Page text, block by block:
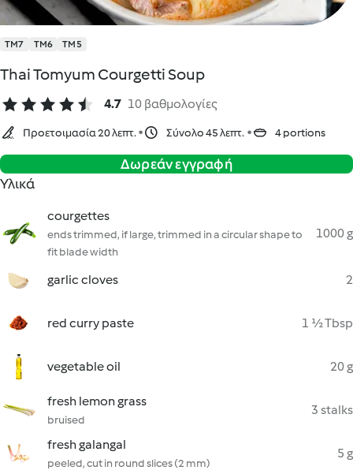
TM7 TM6 TM5
Thai Tomyum Courgetti Soup
4.7 10 βαθμολογίες
Προετοιμασία 20 λεπτ. Σύνολο 45 λεπτ. 4 portions
Δωρεάν εγγραφή
Υλικά
courgettes
ends trimmed, if large, trimmed in a circular shape to
fit blade width
1000 g
garlic cloves 2
red curry paste 1 ½ Tbsp
vegetable oil 20 g
fresh lemon grass
bruised
3 stalks
fresh galangal
peeled, cut in round slices (2 mm)
5 g